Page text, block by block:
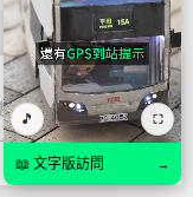
用🎵 ⛶
📖 文字版訪問 →